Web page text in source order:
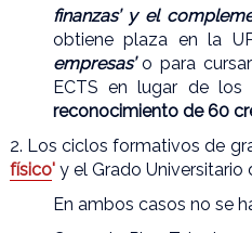
finanzas’ y el
obtiene plaza en la
empresas’o para
ECTS en lugar de
reconocimiento de 60
2. Los ciclos formativos de
físico'y el Grado Universitario
En ambos casos no se